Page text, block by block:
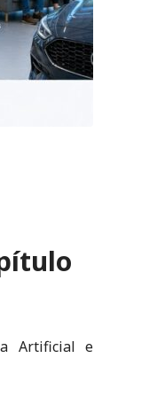
Artificial e